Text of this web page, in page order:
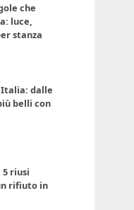
che
luce,
stanza
dalle
belli con
riusi
rifiuto in